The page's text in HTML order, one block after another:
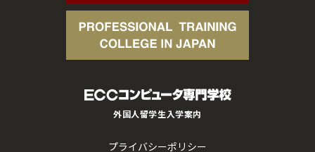
外国人留学生入学案内
プライバシーポリシー